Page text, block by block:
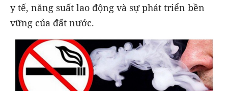
y tế, năng suất lao động và sự phát triển bền
vững của đất nước.